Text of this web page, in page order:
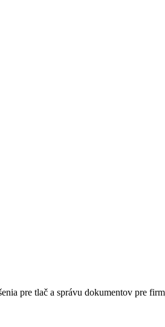
pre tlač a správu dokumentov pre